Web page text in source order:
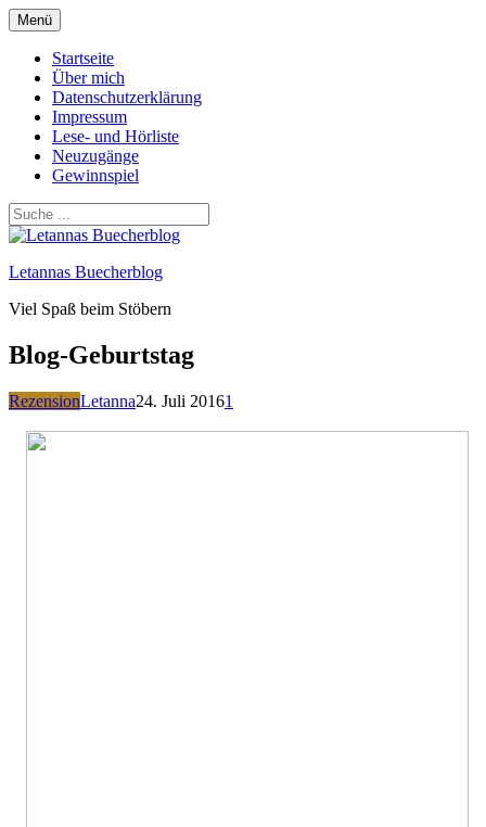
Zum
Inhalt
springen
Menü
Startseite
Über mich
Datenschutzerklärung
Impressum
Lese- und Hörliste
Neuzugänge
Gewinnspiel
Letannas Buecherblog
Viel Spaß beim Stöbern
Blog-Geburtstag
RezensionLetanna24. Juli 20161